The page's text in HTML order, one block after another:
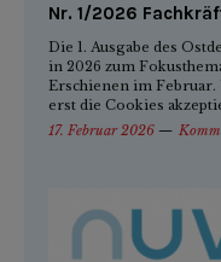
Nr. 1/2026
Die 1. Ausgabe des
in 2026 zum
Erschienen im Februar.
erst die Cookies
17. Februar 2026